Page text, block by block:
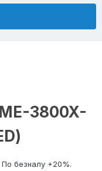
3800X-
По безналу +20%.